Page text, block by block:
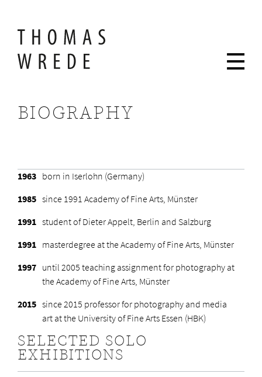
BIOGRAPHY
1963 born in Iserlohn (Germany)
1985 since 1991 Academy of Fine Arts, Münster
1991 student of Dieter Appelt, Berlin and Salzburg
1991 masterdegree at the Academy of Fine Arts, Münster
1997 until 2005 teaching assignment for photography at
the Academy of Fine Arts, Münster
2015 since 2015 professor for photography and media
art at the University of Fine Arts Essen (HBK)
SELECTED SOLO
EXHIBITIONS